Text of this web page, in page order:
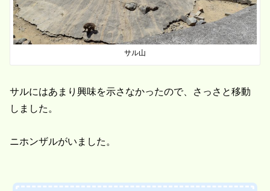
サル山
サルにはあまり興味を示さなかったので、さっさと移動
しました。
ニホンザルがいました。